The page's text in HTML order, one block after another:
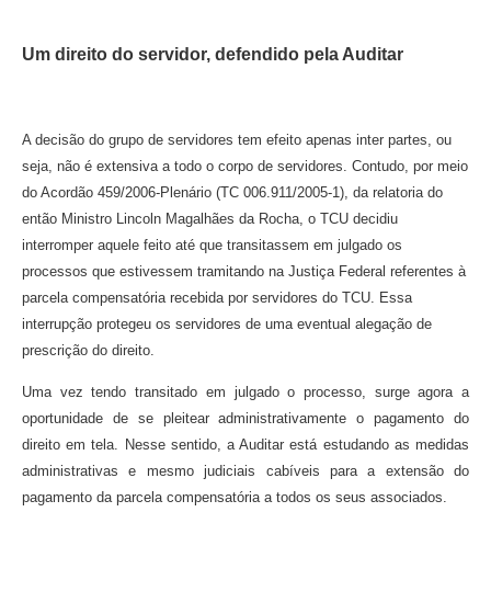
Um direito do servidor, defendido pela Auditar
A decisão do grupo de servidores tem efeito apenas inter partes, ou
seja, não é extensiva a todo o corpo de servidores. Contudo, por meio
do Acordão 459/2006-Plenário (TC 006.911/2005-1), da relatoria do
então Ministro Lincoln Magalhães da Rocha, o TCU decidiu
interromper aquele feito até que transitassem em julgado os
processos que estivessem tramitando na Justiça Federal referentes à
parcela compensatória recebida por servidores do TCU. Essa
interrupção protegeu os servidores de uma eventual alegação de
prescrição do direito.
Uma vez tendo transitado em julgado o processo, surge agora a
oportunidade de se pleitear administrativamente o pagamento do
direito em tela. Nesse sentido, a Auditar está estudando as medidas
administrativas e mesmo judiciais cabíveis para a extensão do
pagamento da parcela compensatória a todos os seus associados.